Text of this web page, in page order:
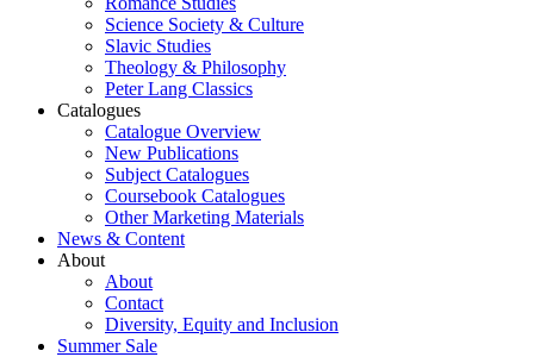
Science Society & Culture
Slavic Studies
Theology & Philosophy
Peter Lang Classics
Catalogues
Catalogue Overview
New Publications
Subject Catalogues
Coursebook Catalogues
Other Marketing Materials
News & Content
About
About
Contact
Diversity, Equity and Inclusion
Summer Sale